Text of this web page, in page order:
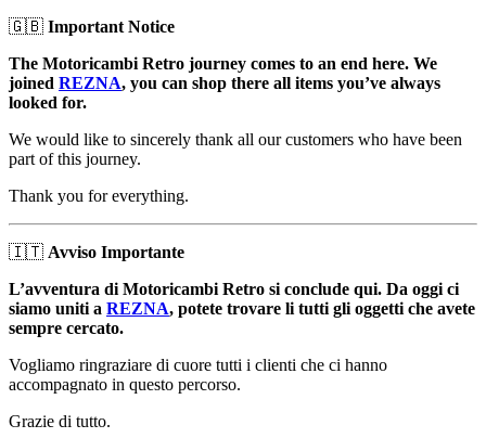
🇬🇧 Important Notice
The Motoricambi Retro journey comes to an end here. We
joined REZNA, you can shop there all items you’ve always
looked for.
We would like to sincerely thank all our customers who have been
part of this journey.
Thank you for everything.
🇮🇹 Avviso Importante
L’avventura di Motoricambi Retro si conclude qui. Da oggi ci
siamo uniti a REZNA, potete trovare li tutti gli oggetti che avete
sempre cercato.
Vogliamo ringraziare di cuore tutti i clienti che ci hanno
accompagnato in questo percorso.
Grazie di tutto.